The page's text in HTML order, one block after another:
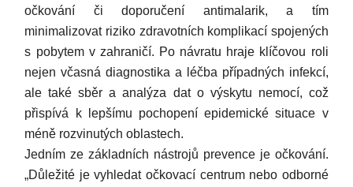
očkování či doporučení antimalarik, a tím
minimalizovat riziko zdravotních komplikací spojených
s pobytem v zahraničí. Po návratu hraje klíčovou roli
nejen včasná diagnostika a léčba případných infekcí,
ale také sběr a analýza dat o výskytu nemocí, což
přispívá k lepšímu pochopení epidemické situace v
méně rozvinutých oblastech.
Jedním ze základních nástrojů prevence je očkování.
„Důležité je vyhledat očkovací centrum nebo odborné